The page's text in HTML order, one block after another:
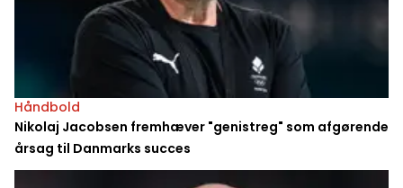
Håndbold
Nikolaj Jacobsen fremhæver "genistreg" som afgørende
årsag til Danmarks succes